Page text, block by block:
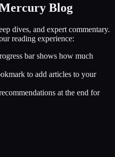
Blog
dives, and expert commentary.
reading experience:
bar shows how much
to add articles to your
at the end for